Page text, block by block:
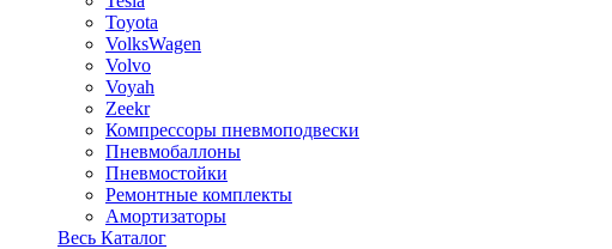
Toyota
VolksWagen
Volvo
Voyah
Zeekr
Компрессоры пневмоподвески
Пневмобаллоны
Пневмостойки
Ремонтные комплекты
Амортизаторы
Весь Каталог